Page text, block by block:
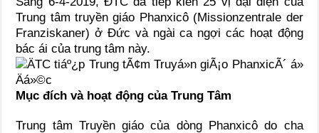
Trung tâm truyền giáo Phanxicô (Missionzentrale der
Franziskaner) ở Đức và ngài ca ngợi các hoạt động
bác ái của trung tâm này.
Mục đích và hoạt động của Trung Tâm
Trung tâm Truyền giáo của dòng Phanxicô do cha